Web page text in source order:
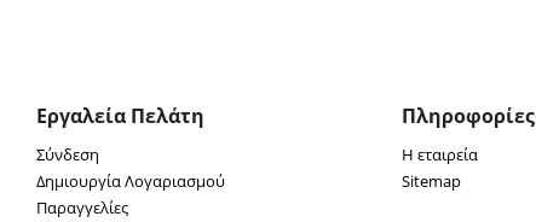
Εργαλεία Πελάτη
Σύνδεση
Δημιουργία Λογαριασμού
Παραγγελίες
Πληροφορίες
Η εταιρεία
Sitemap